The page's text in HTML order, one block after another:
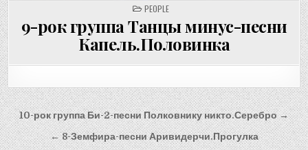
POSTED
IN
PEOPLE
9-рок группа Танцы минус-песни
Капель.Половинка
Post
navigation
10-рок группа Би-2-песни Полковнику никто.Серебро →
← 8-Земфира-песни Аривидерчи.Прогулка